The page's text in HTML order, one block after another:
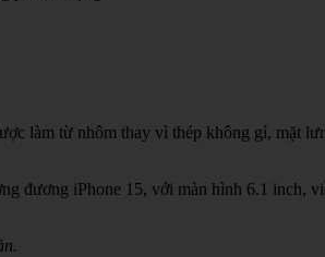
làm từ nhôm thay vì thép không gỉ, mặt
đương iPhone 15, với màn hình 6.1 inch,